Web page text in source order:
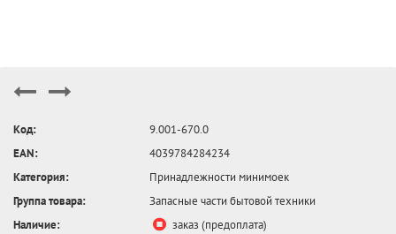
Код:
9.001-670.0
EAN:
4039784284234
Категория:
Принадлежности минимоек
Группа товара:
Запасные части бытовой техники
Наличие:
заказ (предоплата)